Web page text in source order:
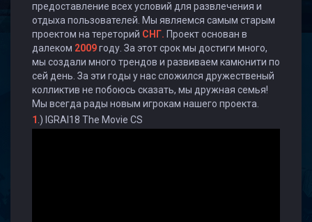
предоставление всех условий для развлечения и
отдыха пользователей. Мы являемся самым старым
проектом на тереторий СНГ. Проект основан в
далеком 2009году. За этот срок мы достиги много,
мы создали много трендов и развиваем камюнити по
сей день. За эти годы у нас сложился дружественый
колликтив не побоюсь сказать, мы дружная семья!
Мы всегда рады новым игрокам нашего проекта.
1 .) IGRAI18 The Movie CS